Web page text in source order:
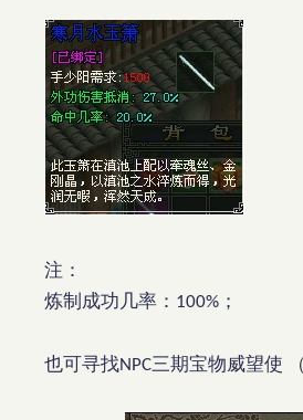
注：
炼制成功几率： 100% ；
也可寻找NPC三期宝物威望使 （